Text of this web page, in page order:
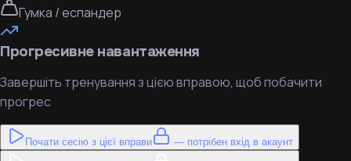
Гумка / еспандер
Прогресивне навантаження
Завершіть тренування з цією вправою, щоб побачити
прогрес
Почати сесію з цієї вправи — потрібен вхід в акаунт